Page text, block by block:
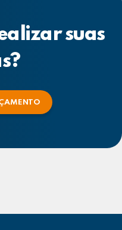
suas